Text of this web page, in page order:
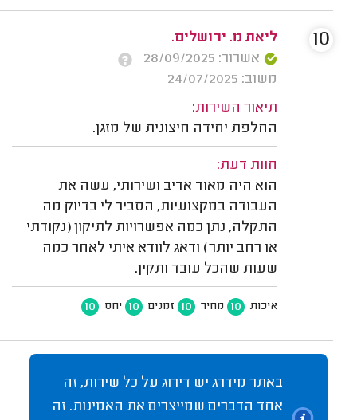
ליאת מ. ירושלים.
אשרור: 28/09/2025
משוב: 24/07/2025
תיאור השירות:
החלפת יחידה חיצונית של מזגן.
חוות דעת:
הוא היה מאוד אדיב ושירותי, עשה את
העבודה במקצועיות, הסביר לי בדיוק מה
התקלה, נתן כמה אפשרויות לתיקון (נקודתי
או רחב יותר) ודאג לוודא איתי לאחר כמה
שעות שהכל עובד ותקין.
איכות 10 מחיר 10 זמנים 10 יחס 10
10
באתר מידרג יש דירוג על כל שירות, זה
אחד הדברים שמייצרים את האמינות. זה